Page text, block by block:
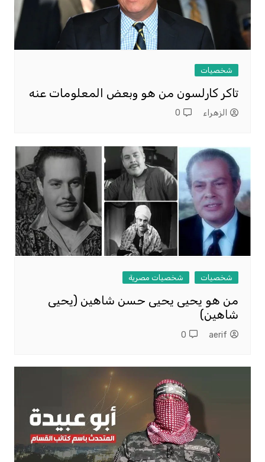
شخصيات
تاكر كارلسون من هو وبعض المعلومات عنه
الزهراء 0
شخصيات شخصيات مصرية
من هو يحيى يحيى حسن شاهين (يحيى
شاهين)
aerif
0